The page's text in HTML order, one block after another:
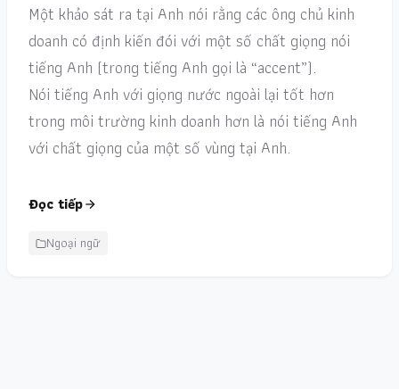
Một khảo sát ra tại Anh nói rằng các ông chủ kinh
doanh có định kiến đói với một số chất giọng nói
tiếng Anh (trong tiếng Anh gọi là “accent”).
Nói tiếng Anh với giọng nước ngoài lại tốt hơn
trong môi trường kinh doanh hơn là nói tiếng Anh
với chất giọng của một số vùng tại Anh.
Đọc tiếp
Ngoại ngữ